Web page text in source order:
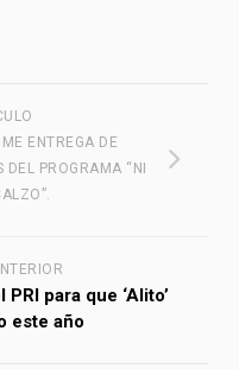
ENTREGA DE
PROGRAMA “NI
para que ‘Alito’
este año